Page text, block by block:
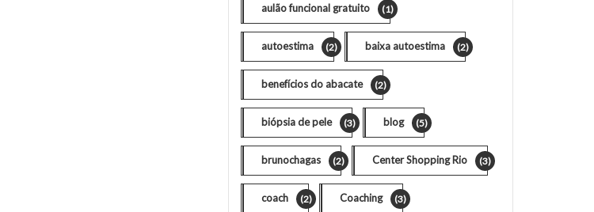
aulão funcional gratuito (1)
autoestima (2) baixa autoestima (2)
benefícios do abacate (2)
biópsia de pele (3) blog (5)
brunochagas (2) Center Shopping Rio (3)
coach (2) Coaching (3)